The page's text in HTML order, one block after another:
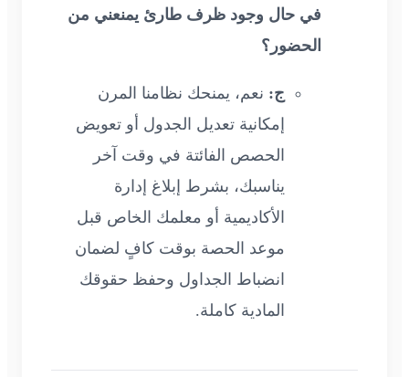
في حال وجود ظرف طارئ يمنعني من
الحضور؟
ج: نعم، يمنحك نظامنا المرن
إمكانية تعديل الجدول أو تعويض
الحصص الفائتة في وقت آخر
يناسبك، بشرط إبلاغ إدارة
الأكاديمية أو معلمك الخاص قبل
موعد الحصة بوقت كافٍ لضمان
انضباط الجداول وحفظ حقوقك
المادية كاملة.